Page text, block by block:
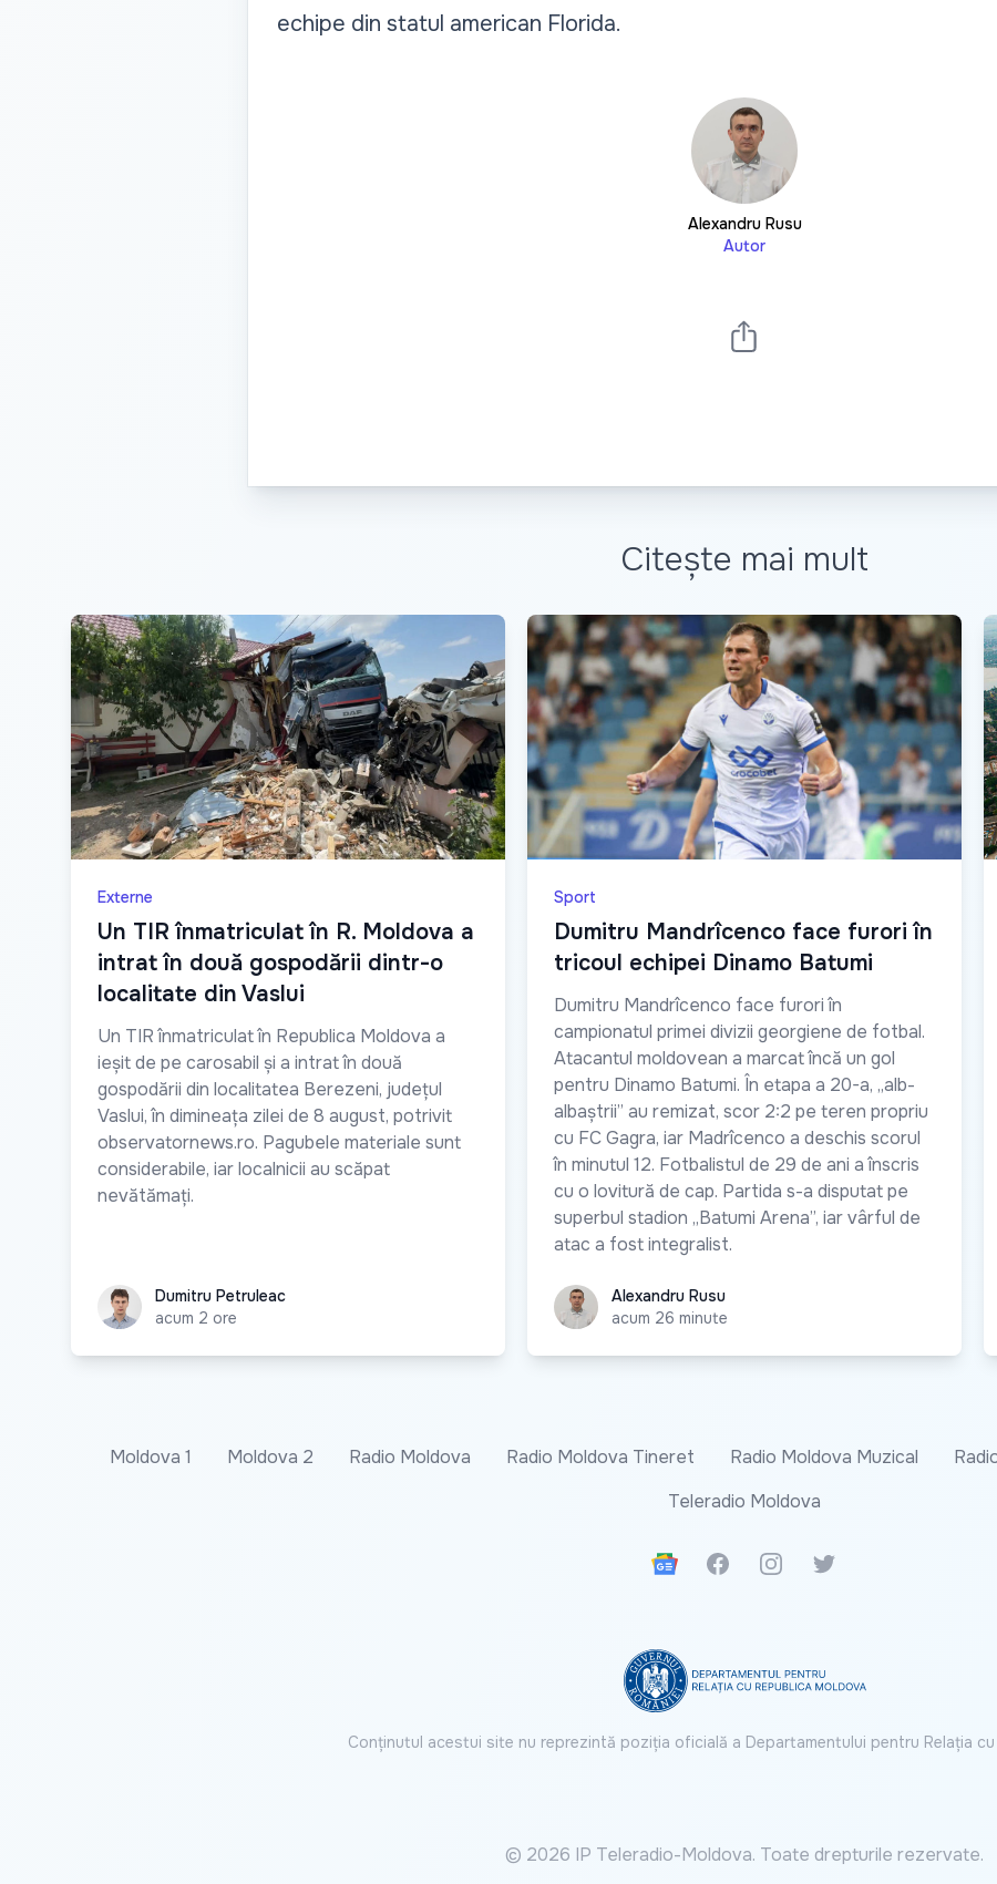
echipe din statul american Florida.
Alexandru Rusu
Autor
Citește mai mult
Externe
Un TIR înmatriculat în R. Moldova a
intrat în două gospodării dintr-o
localitate din Vaslui
Un TIR înmatriculat în Republica Moldova a
ieșit de pe carosabil și a intrat în două
gospodării din localitatea Berezeni, județul
Vaslui, în dimineața zilei de 8 august, potrivit
observatornews.ro. Pagubele materiale sunt
considerabile, iar localnicii au scăpat
nevătămați.
Dumitru Petruleac
Dumitru Petruleac
acum 2 ore
Sport
Dumitru Mandrîcenco face furori în
tricoul echipei Dinamo Batumi
Dumitru Mandrîcenco face furori în
campionatul primei divizii georgiene de fotbal.
Atacantul moldovean a marcat încă un gol
pentru Dinamo Batumi. În etapa a 20-a, „alb-
albaștrii” au remizat, scor 2:2 pe teren propriu
cu FC Gagra, iar Madrîcenco a deschis scorul
în minutul 12. Fotbalistul de 29 de ani a înscris
cu o lovitură de cap. Partida s-a disputat pe
superbul stadion „Batumi Arena”, iar vârful de
atac a fost integralist.
Alexandru Rusu
Alexandru Rusu
acum 26 minute
Moldova 1 Moldova 2 Radio Moldova Radio Moldova Tineret Radio Moldova Muzical
Teleradio Moldova
Google News
FacebookInstagramTwitter
Conținutul acestui site nu reprezintă poziția oficială a Departamentului pentru Relația
© 2026 IP Teleradio-Moldova. Toate drepturile rezervate.